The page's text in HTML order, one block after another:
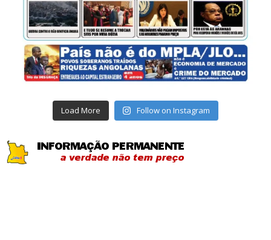
Load More Follow on Instagram